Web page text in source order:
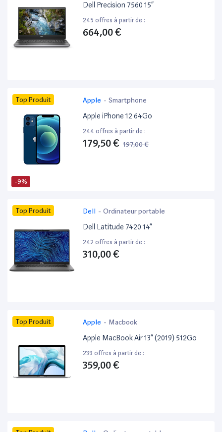
Dell Precision 7560 15”
245 offres à partir de :
664,00 €
-9%
Top Produit Apple - Smartphone
Apple iPhone 12 64Go
244 offres à partir de :
179,50 € 197,00 €
Top Produit Dell - Ordinateur portable
Dell Latitude 7420 14”
242 offres à partir de :
310,00 €
Top Produit Apple - Macbook
Apple MacBook Air 13” (2019) 512Go
239 offres à partir de :
359,00 €